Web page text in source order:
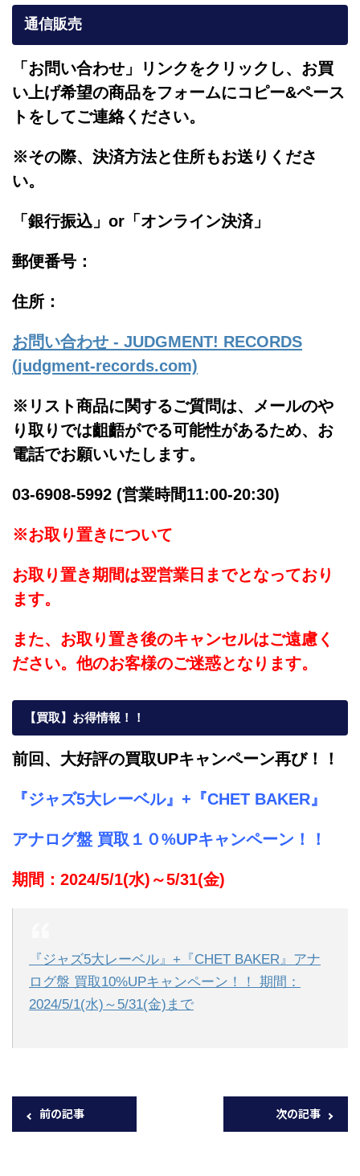
通信販売
「お問い合わせ」リンクをクリックし、 お買
い上げ希望の商品をフォームにコピー&ペース
トをしてご連絡ください。
※その際、決済方法と住所もお送りくださ
い。
「銀行振込」or「オンライン決済」
郵便番号：
住所：
お問い合わせ - JUDGMENT! RECORDS
(judgment-records.com)
※リスト商品に関するご質問は、メールのや
り取りでは齟齬がでる可能性があるため、お
電話でお願いいたします。
03-6908-5992 (営業時間11:00-20:30)
※お取り置きについて
お取り置き期間は翌営業日までとなっており
ます。
また、お取り置き後のキャンセルはご遠慮く
ださい。他のお客様のご迷惑となります。
【買取】お得情報！！
前回、大好評の買取UPキャンペーン再び！！
『ジャズ5大レーベル』 + 『CHET BAKER』
アナログ盤 買取１０%UPキャンペーン！！
期間：2024/5/1(水)～5/31(金)
『ジャズ5大レーベル』+『CHET BAKER』アナ
ログ盤 買取10%UPキャンペーン！！ 期間：
2024/5/1(水)～5/31(金)まで
前の記事 次の記事